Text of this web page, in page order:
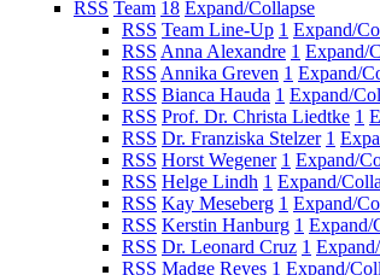
RSS Team 18 Expand/Collapse
RSS Team Line-Up 1 Expand/
RSS Anna Alexandre 1 Expand/
RSS Annika Greven 1 Expand/
RSS Bianca Hauda 1 Expand/
RSS Prof. Dr. Christa Liedtke 1
RSS Dr. Franziska Stelzer 1
RSS Horst Wegener 1 Expand/
RSS Helge Lindh 1 Expand/
RSS Kay Meseberg 1 Expand/
RSS Kerstin Hanburg 1 Expand/
RSS Dr. Leonard Cruz 1
RSS Madge Reyes 1 Expand/